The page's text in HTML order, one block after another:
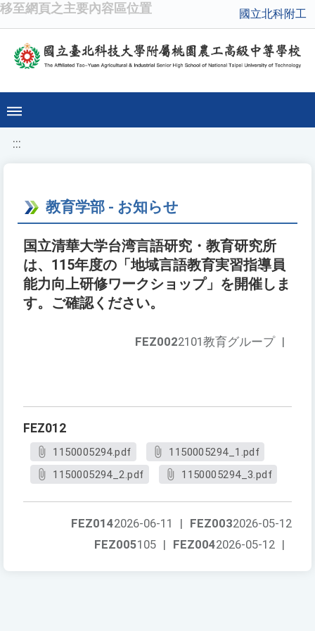
移至網頁之主要內容區位置 國立北科附工
:::
教育学部 - お知らせ
国立清華大学台湾言語研究・教育研究所
は、115年度の「地域言語教育実習指導員
能力向上研修ワークショップ」を開催しま
す。ご確認ください。
FEZ0022101教育グループ |
FEZ012
1150005294.pdf
1150005294_1.pdf
1150005294_2.pdf
1150005294_3.pdf
FEZ0032026-05-12
FEZ0142026-06-11
|
FEZ0042026-05-12 |
FEZ005105 |